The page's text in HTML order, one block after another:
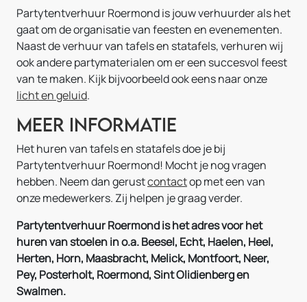
Partytentverhuur Roermond is jouw verhuurder als het
gaat om de organisatie van feesten en evenementen.
Naast de verhuur van tafels en statafels, verhuren wij
ook andere partymaterialen om er een succesvol feest
van te maken. Kijk bijvoorbeeld ook eens naar onze
licht en geluid.
Meer informatie
Het huren van tafels en statafels doe je bij
Partytentverhuur Roermond! Mocht je nog vragen
hebben. Neem dan gerustcontactop met een van
onze medewerkers. Zij helpen je graag verder.
Partytentverhuur Roermond is het adres voor het
huren van stoelen in o.a. Beesel, Echt, Haelen, Heel,
Herten, Horn, Maasbracht, Melick, Montfoort, Neer,
Pey, Posterholt, Roermond, Sint Olidienberg en
Swalmen.